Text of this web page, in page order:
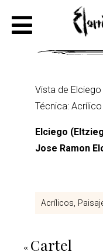
Vista de Elciego
Técnica: Acrílico
Elciego
Jose Ramon
Acrílicos
« Cartel